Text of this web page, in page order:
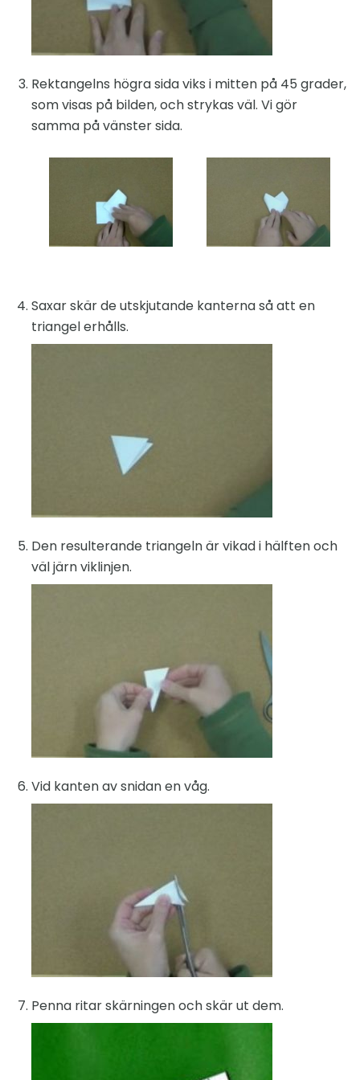
Rektangelns högra sida viks i mitten på 45 grader,
som visas på bilden, och strykas väl. Vi gör
samma på vänster sida.
Saxar skär de utskjutande kanterna så att en
triangel erhålls.
Den resulterande triangeln är vikad i hälften och
väl järn viklinjen.
Vid kanten av snidan en våg.
Penna ritar skärningen och skär ut dem.